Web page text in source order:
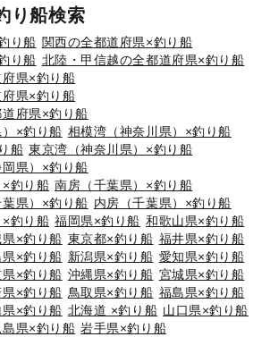
り船検索
り船 関西の全都道府県×釣り船
り船 北陸・甲信越の全都道府県×釣り船
県×釣り船
県×釣り船
府県×釣り船
×釣り船 相模湾（神奈川県）×釣り船
船 東京湾（神奈川県）×釣り船
県）×釣り船
釣り船 南房（千葉県）×釣り船
県）×釣り船 内房（千葉県）×釣り船
釣り船 福岡県×釣り船 和歌山県×釣り船
県×釣り船 東京都×釣り船 福井県×釣り船
県×釣り船 新潟県×釣り船 愛知県×釣り船
県×釣り船 沖縄県×釣り船 宮城県×釣り船
県×釣り船 鳥取県×釣り船 福島県×釣り船
県×釣り船 北海道 ×釣り船 山口県×釣り船
島県×釣り船 岩手県×釣り船